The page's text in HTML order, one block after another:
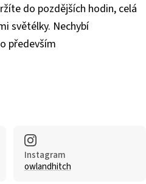
do pozdějších hodin, celá
světélky. Nechybí
především
Instagram
owlandhitch